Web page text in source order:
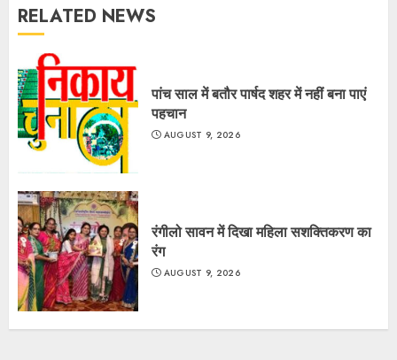
RELATED NEWS
पांच साल में बतौर पार्षद शहर में नहीं बना पाएं
पहचान
AUGUST 9, 2026
रंगीलो सावन में दिखा महिला सशक्तिकरण का
रंग
AUGUST 9, 2026